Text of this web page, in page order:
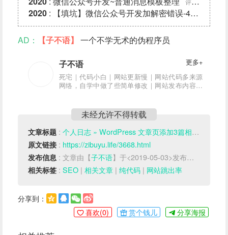
2020 : 【填坑】微信公众号开发加解密错误-40001问题
AD： 【子不语】 一个不学无术的伪程序员
更多+
子不语
死宅｜代码小白｜网站更新慢｜网站代码多来源
网络，自学中做了些简单修改｜网站发布内容亲
未经允许不得转载
文章标题 : 个人日志 » WordPress 文章页添加3篇相关文章【页码样式】
原文链接 : https://zibuyu.life/3668.html
发布信息 : 文章由【子不语】于<2019-05-03>发布于【
相关标签 : SEO | 相关文章 | 纯代码 | 网站跳出率
分享到：
喜欢(0) 赏个钱儿 分享海报